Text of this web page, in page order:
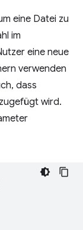
eine Datei zu
im
eine neue
verwenden
dass
wird.